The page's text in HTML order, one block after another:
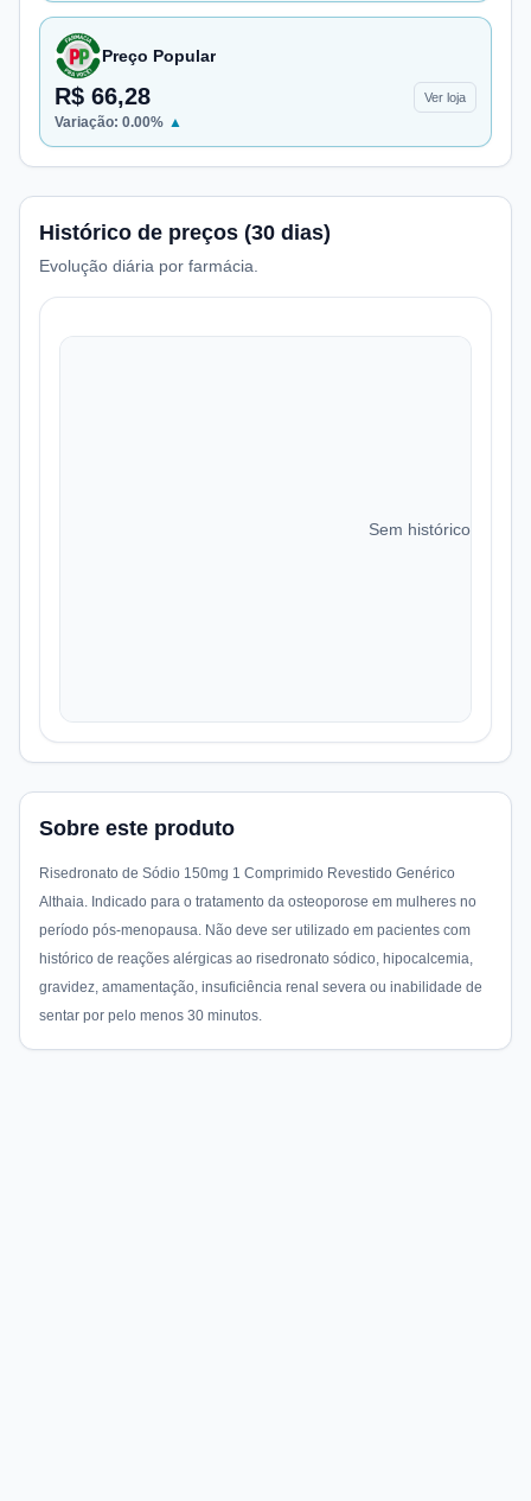
Preço Popular
R$ 66,28 Ver loja
Variação: 0.00% ▲
Histórico de preços (30 dias)
Evolução diária por farmácia.
Sem histórico de
Sobre este produto
Risedronato de Sódio 150mg 1 Comprimido Revestido Genérico
Althaia. Indicado para o tratamento da osteoporose em mulheres no
período pós-menopausa. Não deve ser utilizado em pacientes com
histórico de reações alérgicas ao risedronato sódico, hipocalcemia,
gravidez, amamentação, insuficiência renal severa ou inabilidade de
sentar por pelo menos 30 minutos.